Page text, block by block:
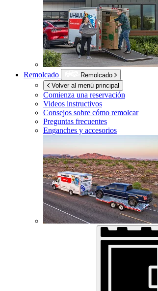
Remolcado
Remolcado
Volver al menú principal
Comienza una reservación
Videos instructivos
Consejos sobre cómo remolcar
Preguntas frecuentes
Enganches y accesorios